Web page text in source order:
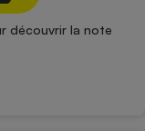
découvrir la note